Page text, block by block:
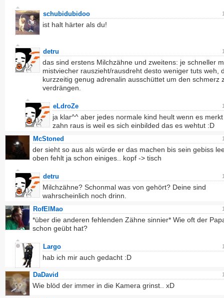
schubidubidoo
ist halt härter als du!
detru
das sind erstens Milchzähne und zweitens: je schneller
mistviecher rauszieht/rausdreht desto weniger tuts weh,
kurzzeitig genug adrenalin ausschüttet um den schmerz
verdrängen.
eLdroZe
ja klar^^ aber jedes normale kind heult wenn es
zahn raus is weil es sich einbilded das es wehtut :D
McStoned
der sieht so aus als würde er das machen bis sein gebiss
oben fehlt ja schon einiges.. kopf -> tisch
detru
Milchzähne? Schonmal was von gehört? Deine sind
wahrscheinlich noch drinn.
RofElMao
*über die anderen fehlenden Zähne sinnier* Wie oft der
schon geübt hat?
Largo
hab ich mir auch gedacht :D
DaDavid
Wie blöd der immer in die Kamera grinst.. xD